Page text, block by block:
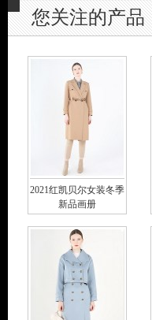
您关注的产品
2021红凯贝尔女装冬季
新品画册